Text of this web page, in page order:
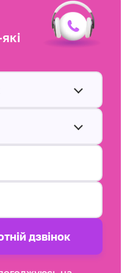
дзвінок